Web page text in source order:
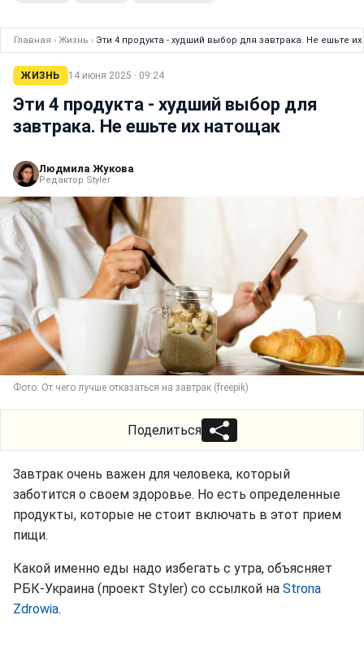
Главная › Жизнь › Эти 4 продукта - худший выбор для завтрака. Не ешьте
ЖИЗНЬ 14 июня 2025 · 09:24
Эти 4 продукта - худший выбор для
завтрака. Не ешьте их натощак
Людмила Жукова
Редактор Styler
Фото: От чего лучше отказаться на завтрак (freepik)
Поделиться
Завтрак очень важен для человека, который
заботится о своем здоровье. Но есть определенные
продукты, которые не стоит включать в этот прием
пищи.
Какой именно еды надо избегать с утра, объясняет
РБК-Украина (проект Styler) со ссылкой на Strona
Zdrowia.